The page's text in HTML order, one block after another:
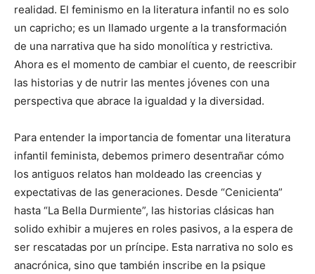
realidad. El feminismo en la literatura infantil no es solo
un capricho; es un llamado urgente a la transformación
de una narrativa que ha sido monolítica y restrictiva.
Ahora es el momento de cambiar el cuento, de reescribir
las historias y de nutrir las mentes jóvenes con una
perspectiva que abrace la igualdad y la diversidad.
Para entender la importancia de fomentar una literatura
infantil feminista, debemos primero desentrañar cómo
los antiguos relatos han moldeado las creencias y
expectativas de las generaciones. Desde “Cenicienta”
hasta “La Bella Durmiente”, las historias clásicas han
solido exhibir a mujeres en roles pasivos, a la espera de
ser rescatadas por un príncipe. Esta narrativa no solo es
anacrónica, sino que también inscribe en la psique